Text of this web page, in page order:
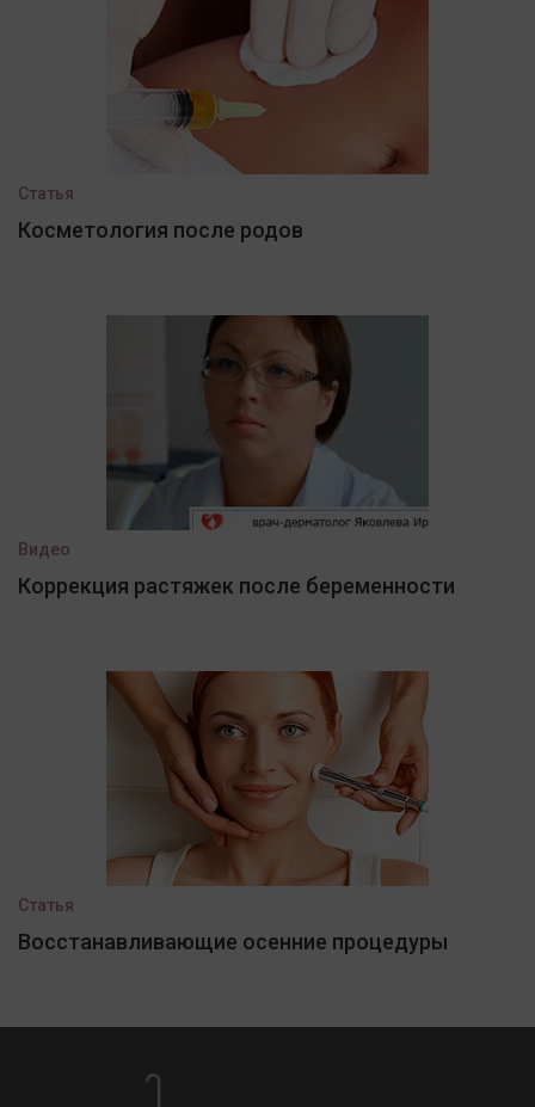
Статья
Косметология после родов
Видео
Коррекция растяжек после беременности
Статья
Восстанавливающие осенние процедуры